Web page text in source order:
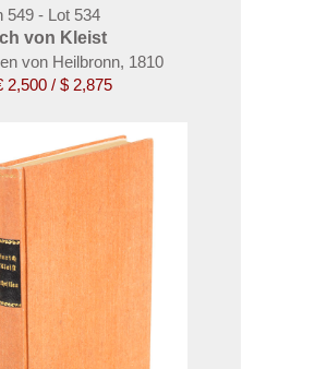
549 - Lot 534
von Kleist
von Heilbronn, 1810
2,500 / $ 2,875